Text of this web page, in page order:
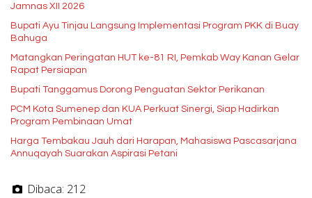
Jamnas XII 2026
Bupati Ayu Tinjau Langsung Implementasi Program PKK di Buay
Bahuga
Matangkan Peringatan HUT ke-81 RI, Pemkab Way Kanan Gelar
Rapat Persiapan
Bupati Tanggamus Dorong Penguatan Sektor Perikanan
PCM Kota Sumenep dan KUA Perkuat Sinergi, Siap Hadirkan
Program Pembinaan Umat
Harga Tembakau Jauh dari Harapan, Mahasiswa Pascasarjana
Annuqayah Suarakan Aspirasi Petani
Dibaca: 212